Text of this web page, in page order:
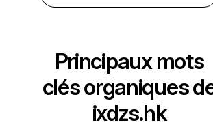
Principaux mots
clés organiques
ixdzs.hk